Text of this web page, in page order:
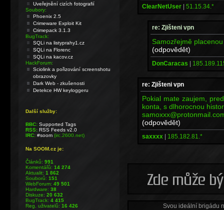
ClearNetUser | 51.15.34.*
re: Zjišteni vpn
Samozřejmě
(odpovědět)
DonCaracas |
re: Zjišteni vpn
Pokial mate zaujem,
konta, s dlhorocnou
(odpovědět)
saxxxx | 185.182.81.*
Svou ideální brigádu
Uveřejnění cizích fotografií
Soubory:
Phoenix 2.5
Crimeware Exploit Kit
Crimepack 3.1.3
BugTrack:
SQLi na listyprahy1.cz
SQLi na Florenc
SQLi na kacov.cz
HackForum:
Sciolink a pořizování screenshotu
obrazovky
Dark Web - zkušenosti
Detekce HW keyloggeru
Další služby:
BBC: Supported Tags
RSS: RSS Feeds v2.0
IRC: #soom(irc.2600.net)
Na SOOM.cz je:
Článků:991
Komentářů:14 274
Aktualit:1 862
Souborů:151
WebForum:49 501
Hardware:38
Diskuze:20 632
BugTrack:4 415
Reg. uživatelů:16 426